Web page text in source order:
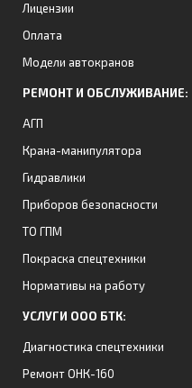
Лицензии
Оплата
Модели автокранов
РЕМОНТ И ОБСЛУЖИВАНИЕ:
АГП
Крана-манипулятора
Гидравлики
Приборов безопасности
ТО ГПМ
Покраска спецтехники
Нормативы на работу
УСЛУГИ ООО БТК:
Диагностика спецтехники
Ремонт ОНК-160